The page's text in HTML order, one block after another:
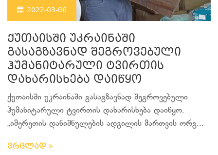
2022-03-06
ქუთაისში უკრაინაში
გასაგზავნად შეგროვებული
ჰუმანიტარული ტვირთის
დახარისხება დაიწყო
ქუთაისში უკრაინაში გასაგზავნად შეგროვებული
ჰუმანიტარული ტვირთის დახარისხება დაიწყო.
„იმერეთის დანიშნულების ადგილის მართვის ორგ...
ვრცლად